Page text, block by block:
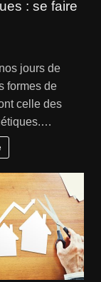
: se faire
jours de
formes de
celle des